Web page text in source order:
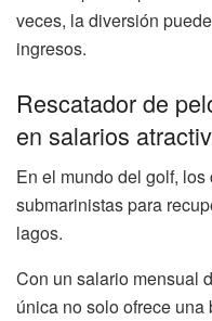
veces, la diversión
ingresos.
Rescatador de
en salarios
En el mundo del golf,
submarinistas para
lagos.
Con un salario mensual
única no solo ofrece